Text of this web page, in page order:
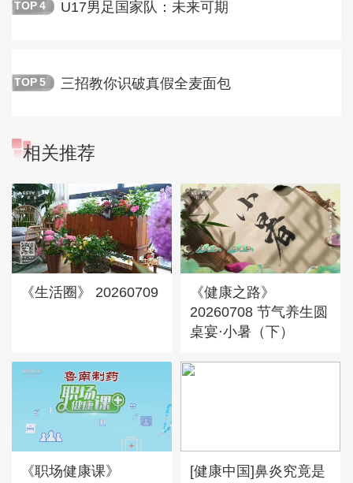
TOP 4 U17男足国家队：未来可期
TOP 5 三招教你识破真假全麦面包
相关推荐
《生活圈》 20260709
《健康之路》
20260708 节气养生圆
桌宴·小暑（下）
《职场健康课》
[健康中国]鼻炎究竟是